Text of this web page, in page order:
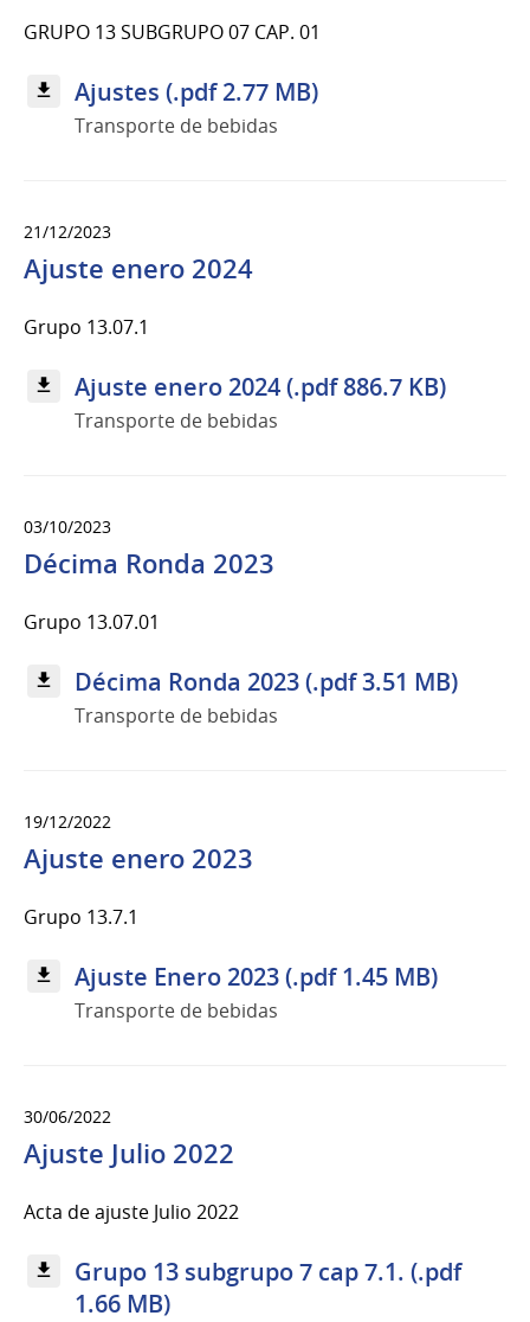
GRUPO 13 SUBGRUPO 07 CAP. 01
Ajustes (.pdf 2.77 MB)
Transporte de bebidas
21/12/2023
Ajuste enero 2024
Grupo 13.07.1
Ajuste enero 2024 (.pdf 886.7 KB)
Transporte de bebidas
03/10/2023
Décima Ronda 2023
Grupo 13.07.01
Décima Ronda 2023 (.pdf 3.51 MB)
Transporte de bebidas
19/12/2022
Ajuste enero 2023
Grupo 13.7.1
Ajuste Enero 2023 (.pdf 1.45 MB)
Transporte de bebidas
30/06/2022
Ajuste Julio 2022
Acta de ajuste Julio 2022
Grupo 13 subgrupo 7 cap 7.1. (.pdf
1.66 MB)